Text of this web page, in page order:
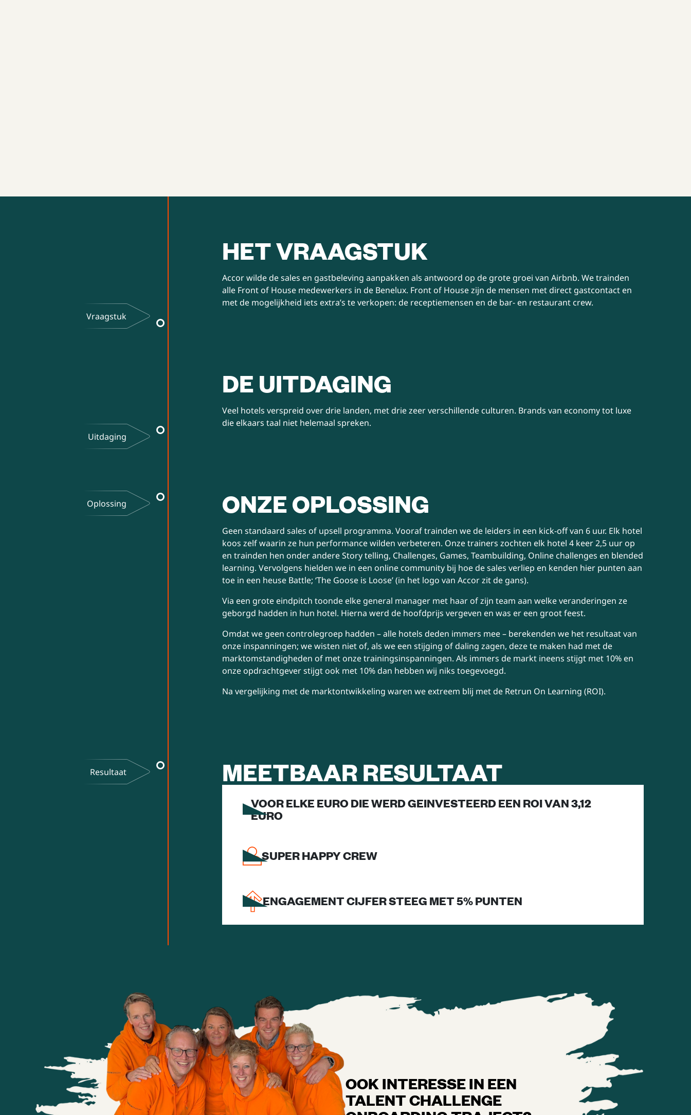
Vraagstuk
HET VRAAGSTUK
Accor wilde de sales en gastbeleving aanpakken als antwoord op de grote groei van Airbnb. We trainden
alle Front of House medewerkers in de Benelux. Front of House zijn de mensen met direct gastcontact en
met de mogelijkheid iets extra’s te verkopen: de receptiemensen en de bar- en restaurant crew.
Uitdaging
DE UITDAGING
Veel hotels verspreid over drie landen, met drie zeer verschillende culturen. Brands van economy tot luxe
die elkaars taal niet helemaal spreken.
Oplossing ONZE OPLOSSING
Geen standaard sales of upsell programma. Vooraf trainden we de leiders in een kick-off van 6 uur. Elk hotel
koos zelf waarin ze hun performance wilden verbeteren. Onze trainers zochten elk hotel 4 keer 2,5 uur op
en trainden hen onder andere Story telling, Challenges, Games, Teambuilding, Online challenges en blended
learning. Vervolgens hielden we in een online community bij hoe de sales verliep en kenden hier punten aan
toe in een heuse Battle; ‘The Goose is Loose’ (in het logo van Accor zit de gans).
Via een grote eindpitch toonde elke general manager met haar of zijn team aan welke veranderingen ze
geborgd hadden in hun hotel. Hierna werd de hoofdprijs vergeven en was er een groot feest.
Omdat we geen controlegroep hadden – alle hotels deden immers mee – berekenden we het resultaat van
onze inspanningen; we wisten niet of, als we een stijging of daling zagen, deze te maken had met de
marktomstandigheden of met onze trainingsinspanningen. Als immers de markt ineens stijgt met 10% en
onze opdrachtgever stijgt ook met 10% dan hebben wij niks toegevoegd.
Na vergelijking met de marktontwikkeling waren we extreem blij met de Retrun On Learning (ROI).
Resultaat MEETBAAR RESULTAAT
VOOR ELKE EURO DIE WERD GEINVESTEERD EEN ROI VAN 3,12
EURO
SUPER HAPPY CREW
ENGAGEMENT CIJFER STEEG MET 5% PUNTEN
OOK INTERESSE IN EEN
TALENT CHALLENGE